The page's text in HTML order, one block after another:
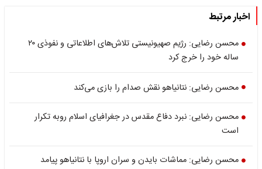
اخبار مرتبط
محسن رضایی: رژیم صهیونیستی تلاش‌های اطلاعاتی و نفوذی ۲۰
ساله خود را خرج کرد
محسن رضایی: نتانیاهو نقش صدام را بازی می‌کند
محسن رضایی: نبرد دفاع مقدس در جغرافیای اسلام روبه تکرار
است
محسن رضایی: مماشات بایدن و سران اروپا با نتانیاهو پیامد